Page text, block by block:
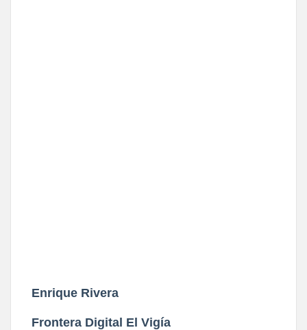
Enrique Rivera
Frontera Digital El Vigía